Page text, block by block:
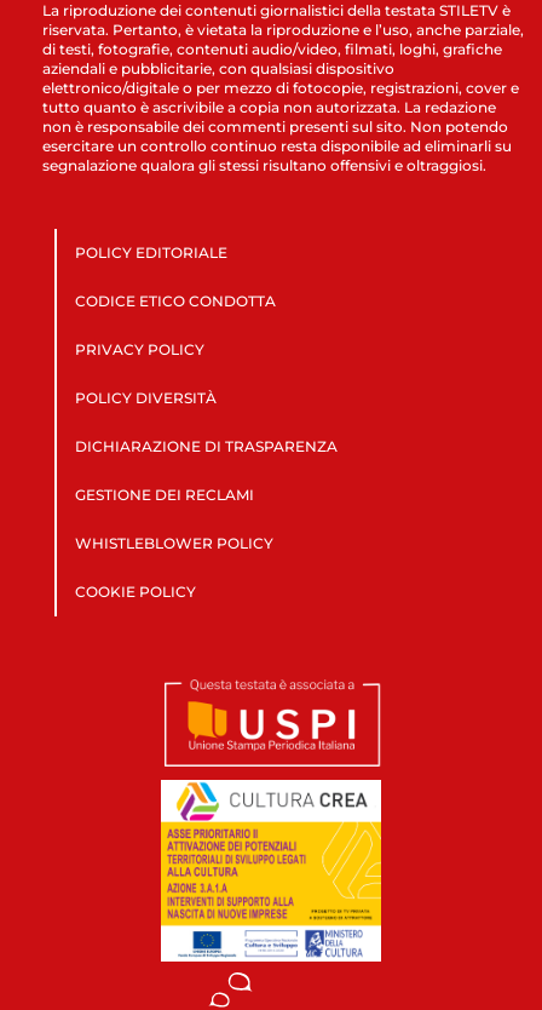
La riproduzione dei contenuti giornalistici della testata STILETV è
riservata. Pertanto, è vietata la riproduzione e l’uso, anche parziale,
di testi, fotografie, contenuti audio/video, filmati, loghi, grafiche
aziendali e pubblicitarie, con qualsiasi dispositivo
elettronico/digitale o per mezzo di fotocopie, registrazioni, cover e
tutto quanto è ascrivibile a copia non autorizzata. La redazione
non è responsabile dei commenti presenti sul sito. Non potendo
esercitare un controllo continuo resta disponibile ad eliminarli su
segnalazione qualora gli stessi risultano offensivi e oltraggiosi.
POLICY EDITORIALE
CODICE ETICO CONDOTTA
PRIVACY POLICY
POLICY DIVERSITÀ
DICHIARAZIONE DI TRASPARENZA
GESTIONE DEI RECLAMI
WHISTLEBLOWER POLICY
COOKIE POLICY